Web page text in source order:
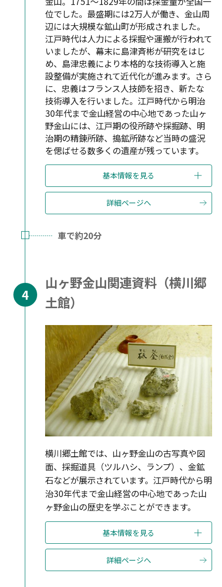
位でした。最盛期には2万人が働き、金山周
辺には大規模な鉱山町が形成されました。
江戸時代は人力による採掘や運搬が行われて
いましたが、幕末に島津斉彬が研究をはじ
め、島津忠義により本格的な技術導入と施
設整備が実施されて近代化が進みます。さら
に、忠義はフランス人技師を招き、新たな
技術導入を行いました。江戸時代から明治
30年代まで金山経営の中心地であった山ヶ
野金山には、江戸期の役所跡や採掘跡、明
治期の精錬所跡、搗鉱所跡など当時の盛況
を偲ばせる数多くの遺産が残っています。
基本情報を見る
詳細ページへ
車で約20分
山ヶ野金山関連資料（横川郷
土館）
横川郷土館では、山ヶ野金山の古写真や図
面、採掘道具（ツルハシ、ランプ）、金鉱
石などが展示されています。江戸時代から明
治30年代まで金山経営の中心地であった山
ヶ野金山の歴史を学ぶことができます。
基本情報を見る
詳細ページへ